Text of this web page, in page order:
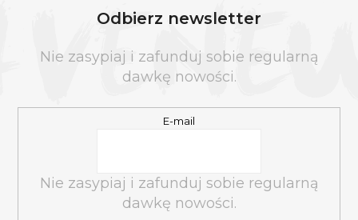
Odbierz newsletter
Nie zasypiaj i zafunduj sobie regularną
dawkę nowości.
E-mail
Nie zasypiaj i zafunduj sobie regularną
dawkę nowości.